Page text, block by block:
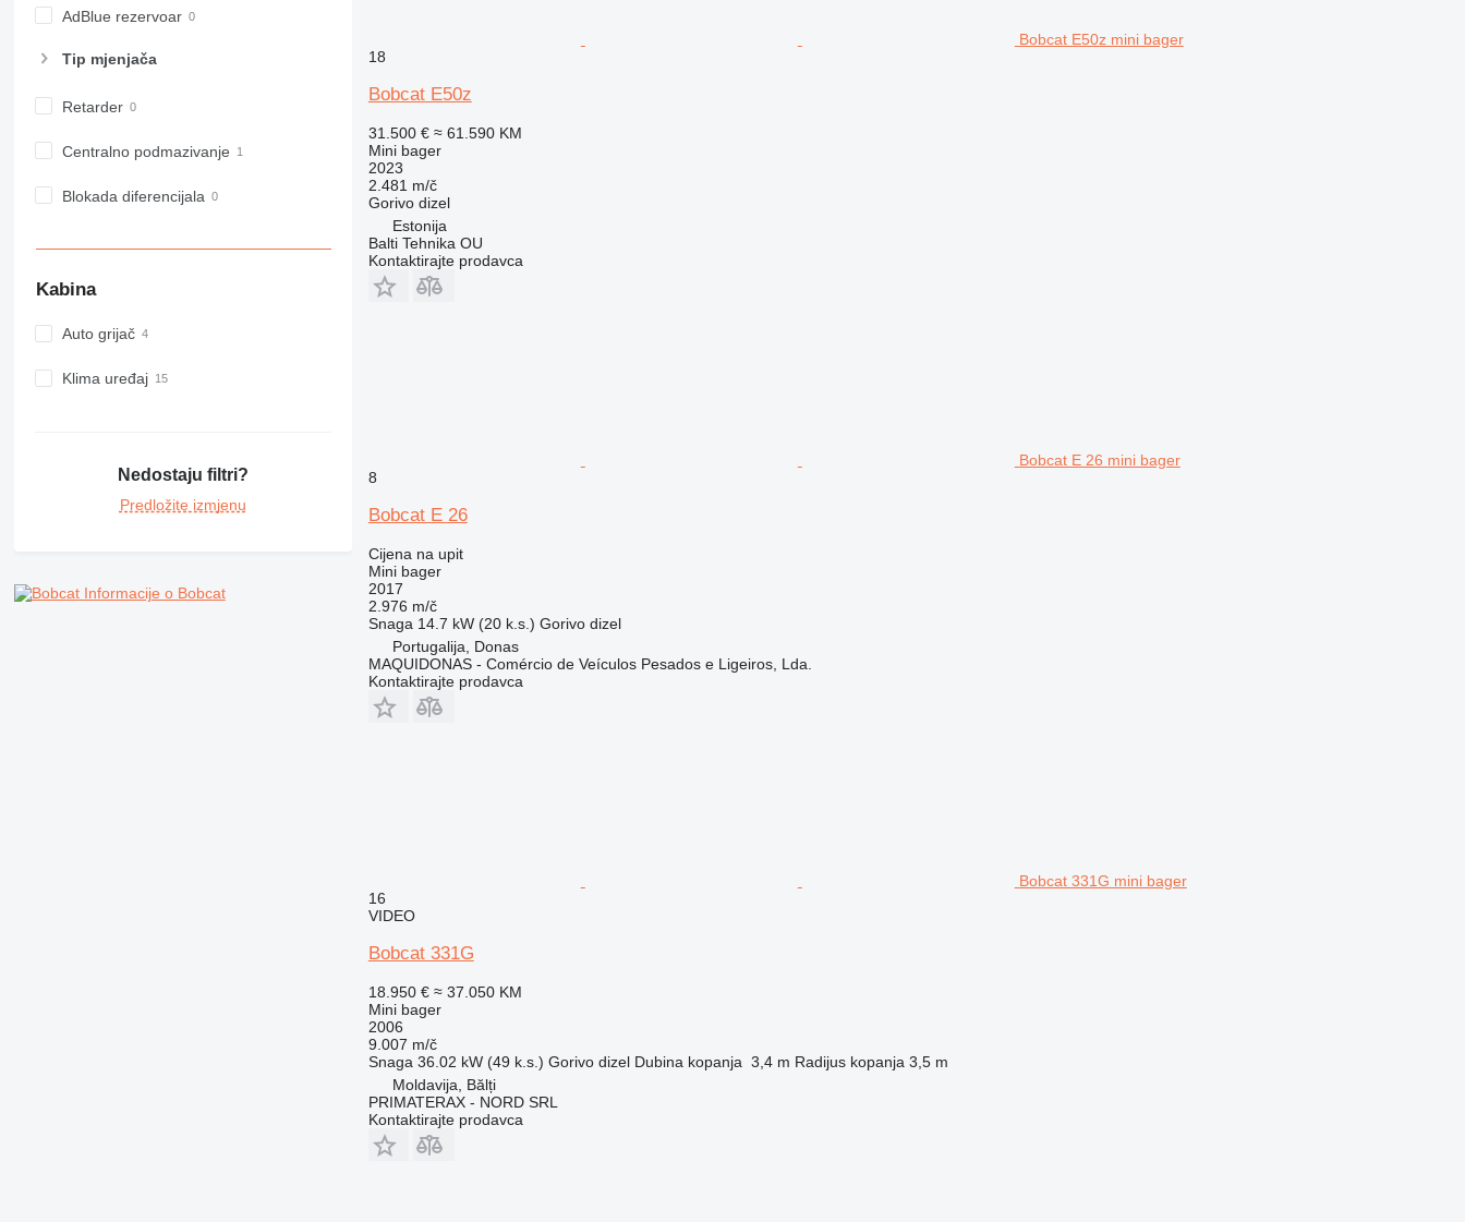
AdBlue rezervoar
Tip mјenjača
Retarder
Centralno podmazivanje
Blokada diferencijala
Kabina
Auto grijač
Klima uređaj
Nedostaju filtri?
Predložite izmjenu
Informacije o Bobcat
Bobcat E50z mini bager
18
Bobcat E50z
31.500 € ≈ 61.590 KM
Mini bager
2023
2.481 m/č
Gorivo dizel
Estonija
Balti Tehnika OU
Kontaktirajte prodavca
Bobcat E 26 mini bager
8
Bobcat E 26
Cijena na upit
Mini bager
2017
2.976 m/č
Snaga 14.7 kW (20 k.s.) Gorivo dizel
Portugalija, Donas
MAQUIDONAS - Comércio de Veículos Pesados e Ligeiros, Lda.
Kontaktirajte prodavca
Bobcat 331G mini bager
16
VIDEO
Bobcat 331G
18.950 € ≈ 37.050 KM
Mini bager
2006
9.007 m/č
Snaga 36.02 kW (49 k.s.) Gorivo dizel Dubina kopanja 3,4 m Radijus kopanja 3,5 m
Moldavija, Bălți
PRIMATERAX - NORD SRL
Kontaktirajte prodavca